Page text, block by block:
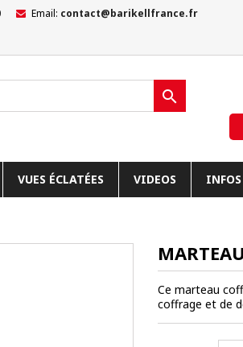
Email: contact@barikellfrance.fr

VUES ÉCLATÉES VIDEOS INFOS
Ce marteau
coffrage et de